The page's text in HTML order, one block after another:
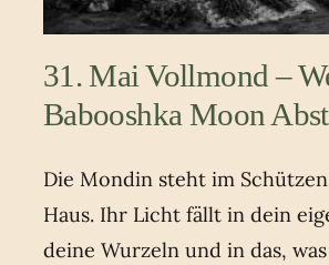
31. Mai Vollmond –
Babooshka Moon
Die Mondin steht im
Haus. Ihr Licht fällt in dein
deine Wurzeln und in das,